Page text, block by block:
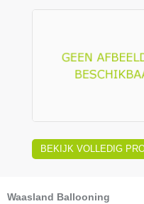
BEKIJK VOLLEDIG
Waasland Ballooning